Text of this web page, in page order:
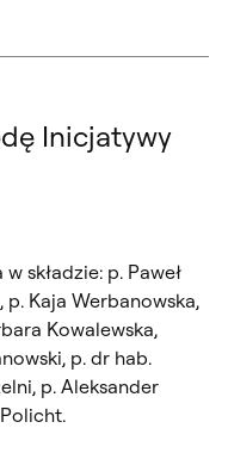
Inicjatywy
składzie: p. Paweł
p. Kaja Werbanowska,
Kowalewska,
p. dr hab.
p. Aleksander